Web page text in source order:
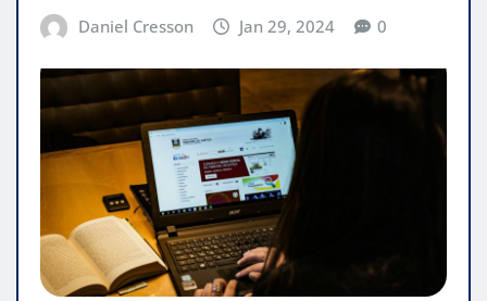
Daniel Cresson Jan 29, 2024 0